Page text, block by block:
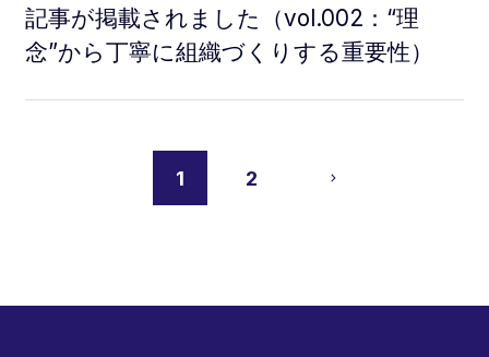
記事が掲載されました（vol.002：“理
念”から丁寧に組織づくりする重要性）
1 2